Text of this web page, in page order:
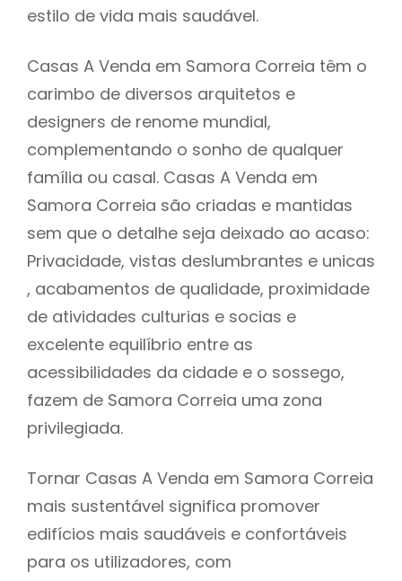
estilo de vida mais saudável.
Casas A Venda em Samora Correia têm o
carimbo de diversos arquitetos e
designers de renome mundial,
complementando o sonho de qualquer
família ou casal. Casas A Venda em
Samora Correia são criadas e mantidas
sem que o detalhe seja deixado ao acaso:
Privacidade, vistas deslumbrantes e unicas
, acabamentos de qualidade, proximidade
de atividades culturias e socias e
excelente equilíbrio entre as
acessibilidades da cidade e o sossego,
fazem de Samora Correia uma zona
privilegiada.
Tornar Casas A Venda em Samora Correia
mais sustentável significa promover
edifícios mais saudáveis e confortáveis
para os utilizadores, com